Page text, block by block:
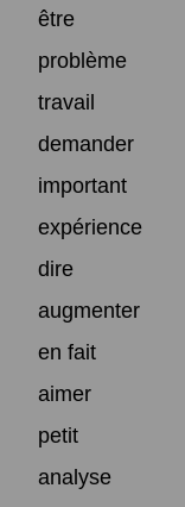
être
problème
travail
demander
important
expérience
dire
augmenter
en fait
aimer
petit
analyse